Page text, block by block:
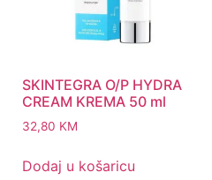
SKINTEGRA O/P HYDRA
CREAM KREMA 50 ml
32,80 KM
Dodaj u košaricu